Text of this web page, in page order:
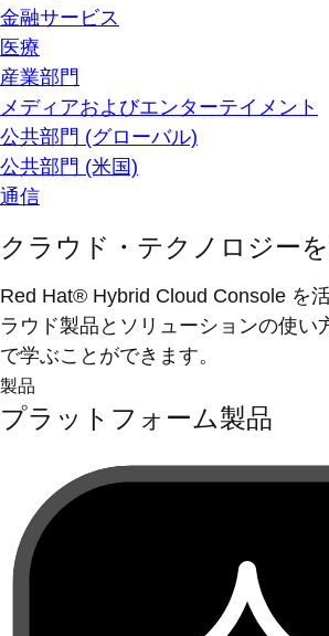
金融サービス
医療
産業部門
メディアおよびエンターテイメント
公共部門 (グローバル)
公共部門 (米国)
通信
クラウド・テクノロジー
Red Hat® Hybrid Cloud Console を
ラウド製品とソリューションの使い
で学ぶことができます。
製品
プラットフォーム製品